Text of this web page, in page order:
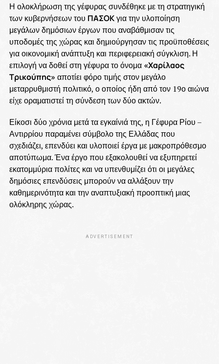
Η ολοκλήρωση της γέφυρας συνδέθηκε με τη στρατηγική
των κυβερνήσεων του ΠΑΣΟΚγια την υλοποίηση
μεγάλων δημόσιων έργων που αναβάθμισαν τις
υποδομές της χώρας και δημιούργησαν τις προϋποθέσεις
για οικονομική ανάπτυξη και περιφερειακή σύγκλιση. Η
επιλογή να δοθεί στη γέφυρα το όνομα «Χαρίλαος
Τρικούπης» αποτίει φόρο τιμής στον μεγάλο
μεταρρυθμιστή πολιτικό, ο οποίος ήδη από τον 19ο αιώνα
είχε οραματιστεί τη σύνδεση των δύο ακτών.
Είκοσι δύο χρόνια μετά τα εγκαίνιά της, η Γέφυρα Ρίου –
Αντιρρίου παραμένει σύμβολο της Ελλάδας που
σχεδιάζει, επενδύει και υλοποιεί έργα με μακροπρόθεσμο
αποτύπωμα. Ένα έργο που εξακολουθεί να εξυπηρετεί
εκατομμύρια πολίτες και να υπενθυμίζει ότι οι μεγάλες
δημόσιες επενδύσεις μπορούν να αλλάξουν την
καθημερινότητα και την αναπτυξιακή προοπτική μιας
ολόκληρης χώρας.
ADVERTISEMENT